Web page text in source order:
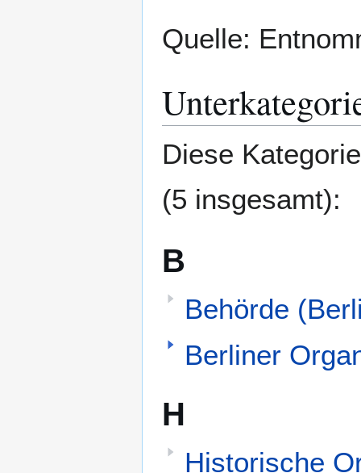
Quelle:
Diese
(5 insgesamt):
B
Behörde
Berliner
H
Historische